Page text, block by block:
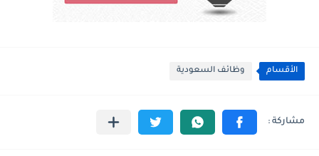
الأقسام وظائف السعودية